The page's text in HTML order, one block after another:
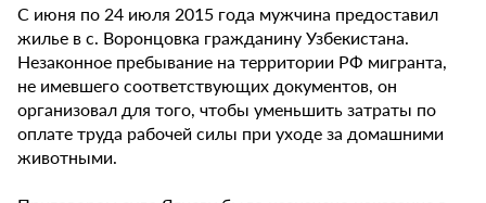
С июня по 24 июля 2015 года мужчина предоставил
жилье в с. Воронцовка гражданину Узбекистана.
Незаконное пребывание на территории РФ мигранта,
не имевшего соответствующих документов, он
организовал для того, чтобы уменьшить затраты по
оплате труда рабочей силы при уходе за домашними
животными.